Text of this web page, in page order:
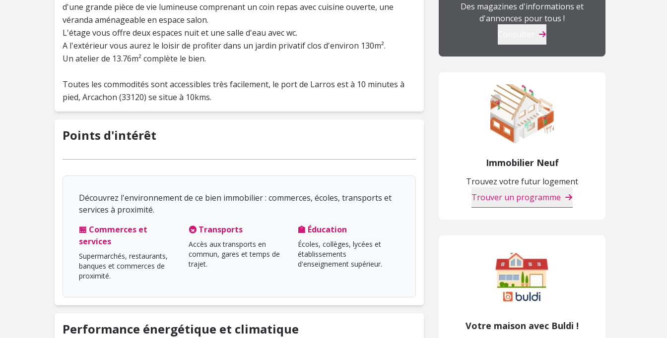
d'une grande pièce de vie lumineuse comprenant un coin repas avec cuisine ouverte, une
véranda aménageable en espace salon.
L'étage vous offre deux espaces nuit et une salle d'eau avec wc.
A l'extérieur vous aurez le loisir de profiter dans un jardin privatif clos d'environ 130m².
Un atelier de 13.76m² complète le bien.
Toutes les commodités sont accessibles très facilement, le port de Larros est à 10 minutes à
Points d'intérêt
Découvrez l'environnement de ce bien immobilier : commerces, écoles, transports et
services à proximité.
🏪 Commerces et
services
Supermarchés, restaurants,
banques et commerces de
proximité.
🚇 Transports
Accès aux transports en
commun, gares et temps de
trajet.
🏫 Éducation
Écoles, collèges, lycées et
établissements
d'enseignement supérieur.
Performance énergétique et climatique
Des magazines d'informations et
d'annonces pour tous !
Immobilier Neuf
Trouvez votre futur logement
Trouver un programme
Votre maison avec Buldi !